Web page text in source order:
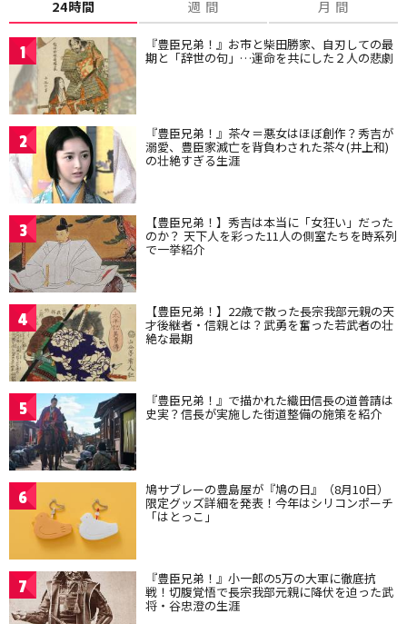
24時間 週 間 月 間
1 『豊臣兄弟！』お市と柴田勝家、自刃しての最
期と「辞世の句」…運命を共にした２人の悲劇
2 『豊臣兄弟！』茶々＝悪女はほぼ創作？秀吉が
溺愛、豊臣家滅亡を背負わされた茶々(井上和)
の壮絶すぎる生涯
3 【豊臣兄弟！】秀吉は本当に「女狂い」だった
のか？ 天下人を彩った11人の側室たちを時系列
で一挙紹介
4 【豊臣兄弟！】22歳で散った長宗我部元親の天
才後継者・信親とは？武勇を奮った若武者の壮
絶な最期
5 『豊臣兄弟！』で描かれた織田信長の道普請は
史実？信長が実施した街道整備の施策を紹介
6 鳩サブレーの豊島屋が『鳩の日』（8月10日）
限定グッズ詳細を発表！今年はシリコンポーチ
「はとっこ」
7 『豊臣兄弟！』小一郎の5万の大軍に徹底抗
戦！切腹覚悟で長宗我部元親に降伏を迫った武
将・谷忠澄の生涯